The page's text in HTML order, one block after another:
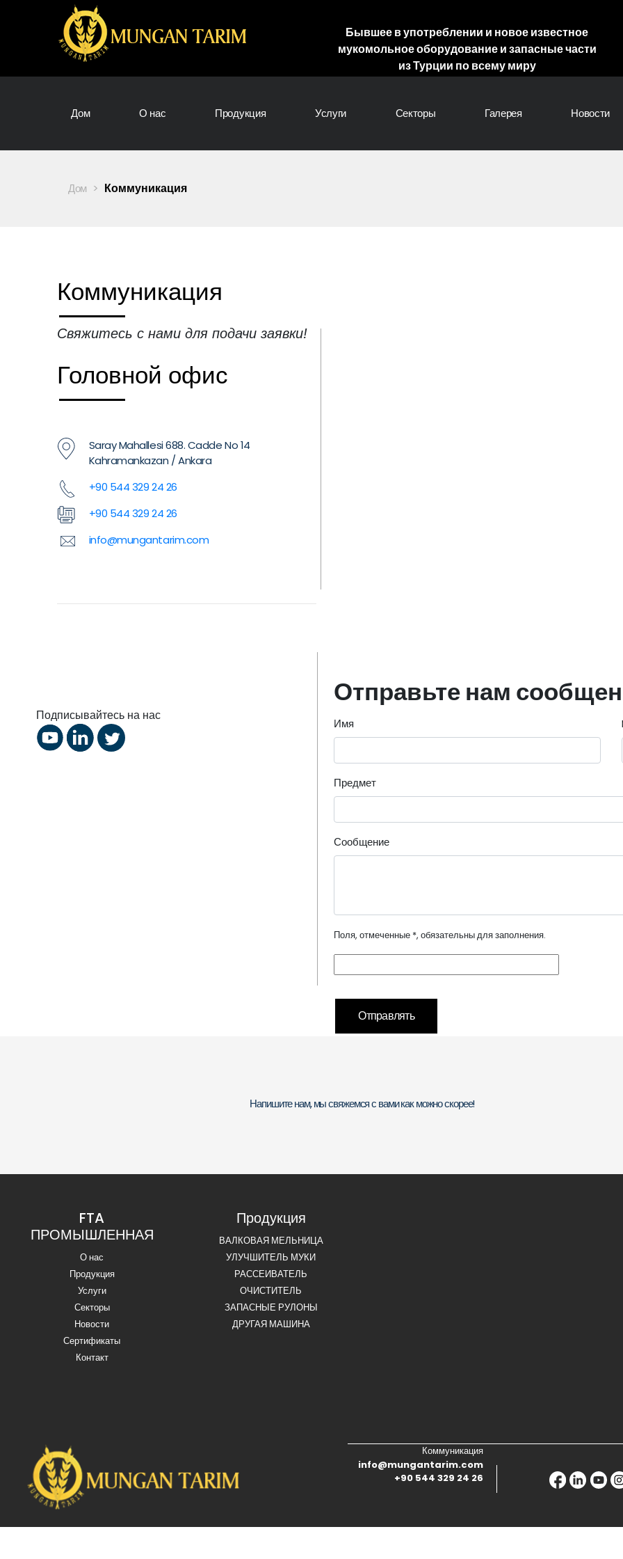
Бывшее в употреблении и новое известное
мукомольное оборудование и запасные части
из Турции по всему миру
Дом О нас Продукция Услуги Секторы Галерея Новости
Дом > Коммуникация
Коммуникация
Свяжитесь с нами для подачи заявки!
Головной офис
Saray Mahallesi 688. Cadde No 14
Kahramankazan / Ankara
+90 544 329 24 26
+90 544 329 24 26
info@mungantarim.com
Подписывайтесь на нас
Отправьте нам
Имя
Предмет
Сообщение
Поля, отмеченные *, обязательны для заполнения.
Напишите нам, мы свяжемся с вами как можно скорее!
FTA
ПРОМЫШЛЕННАЯ
О нас
Продукция
Услуги
Секторы
Новости
Сертификаты
Контакт
Продукция
ВАЛКОВАЯ МЕЛЬНИЦА
УЛУЧШИТЕЛЬ МУКИ
РАССЕИВАТЕЛЬ
ОЧИСТИТЕЛЬ
ЗАПАСНЫЕ РУЛОНЫ
ДРУГАЯ МАШИНА
Коммуникация
info@mungantarim.com
+90 544 329 24 26